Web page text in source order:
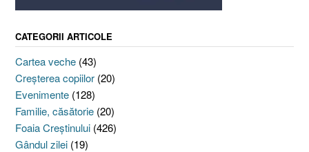
CATEGORII ARTICOLE
Cartea veche (43)
Creşterea copiilor (20)
Evenimente (128)
Familie, căsătorie (20)
Foaia Creştinului (426)
Gândul zilei (19)